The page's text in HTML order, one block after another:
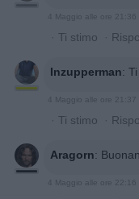
4 Maggio alle ore 21:36
· Ti stimo ·
Inzupperman:
4 Maggio alle ore 21:37
· Ti stimo ·
Aragorn:
4 Maggio alle ore 22:16